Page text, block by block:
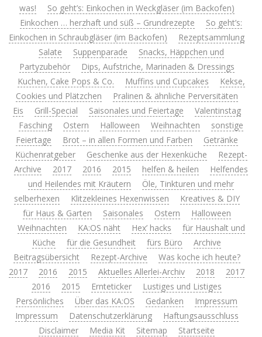
was!
So geht’s: Einkochen in Weckgläser (im Backofen)
Einkochen … herzhaft und süß – Grundrezepte
So geht’s:
Einkochen in Schraubgläser (im Backofen)
Rezeptsammlung
Salate
Suppenparade
Snacks, Häppchen und
Partyzubehör
Dips, Aufstriche, Marinaden & Dressings
Kuchen, Cake Pops & Co.
Muffins und Cupcakes
Kekse,
Cookies und Plätzchen
Pralinen & ähnliche Perversitäten
Eis
Grill-Special Saisonales und Feiertage
Valentinstag
Fasching
Ostern Halloween Weihnachten
sonstige
Feiertage
Brot – in allen Formen und Farben
Getränke
Küchenratgeber
Geschenke aus der Hexenküche
Rezept-
Archive
2017 2016 2015 helfen & heilen
Helfendes
und Heilendes mit Kräutern
Öle, Tinkturen und mehr
selberhexen
Klitzekleines Hexenwissen
Kreatives & DIY
für Haus & Garten
Saisonales Ostern
Halloween
Weihnachten
KA:OS näht Hex’ hacks
für Haushalt und
Küche
für die Gesundheit fürs Büro
Archive
Beitragsübersicht
Rezept-Archive
Was koche ich heute?
2017
2016 2015 Aktuelles Allerlei-Archiv 2018
2017
2016
2015 Ernteticker
Lustiges und Listiges
Persönliches
Über das KA:OS Gedanken
Impressum
Impressum
Datenschutzerklärung
Haftungsausschluss
Disclaimer
Media Kit Sitemap Startseite